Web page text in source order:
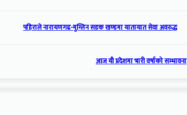
पहिराले नारायणगढ-मुग्लिन सडक खण्डमा यातायात सेवा अवरुद्ध
आज यी प्रदेशमा भारी वर्षाको सम्भावना